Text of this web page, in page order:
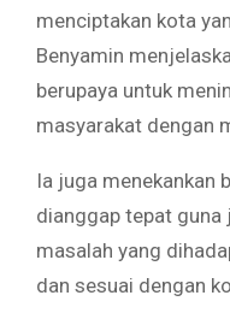
menciptakan kota
Benyamin
berupaya untuk
masyarakat dengan
Ia juga menekankan
dianggap tepat guna
masalah yang
dan sesuai dengan